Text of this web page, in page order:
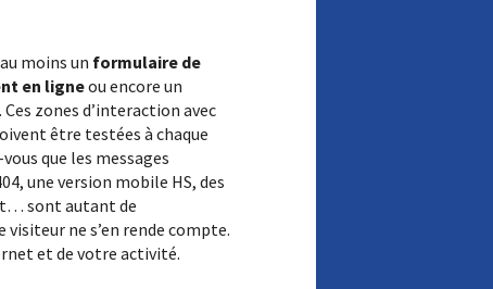
moins un formulaire de
en ligneou encore un
. Ces zones d’interaction avec
être testées à chaque
que les messages
une version mobile HS, des
sont autant de
visiteur ne s’en rende compte.
et de votre activité.